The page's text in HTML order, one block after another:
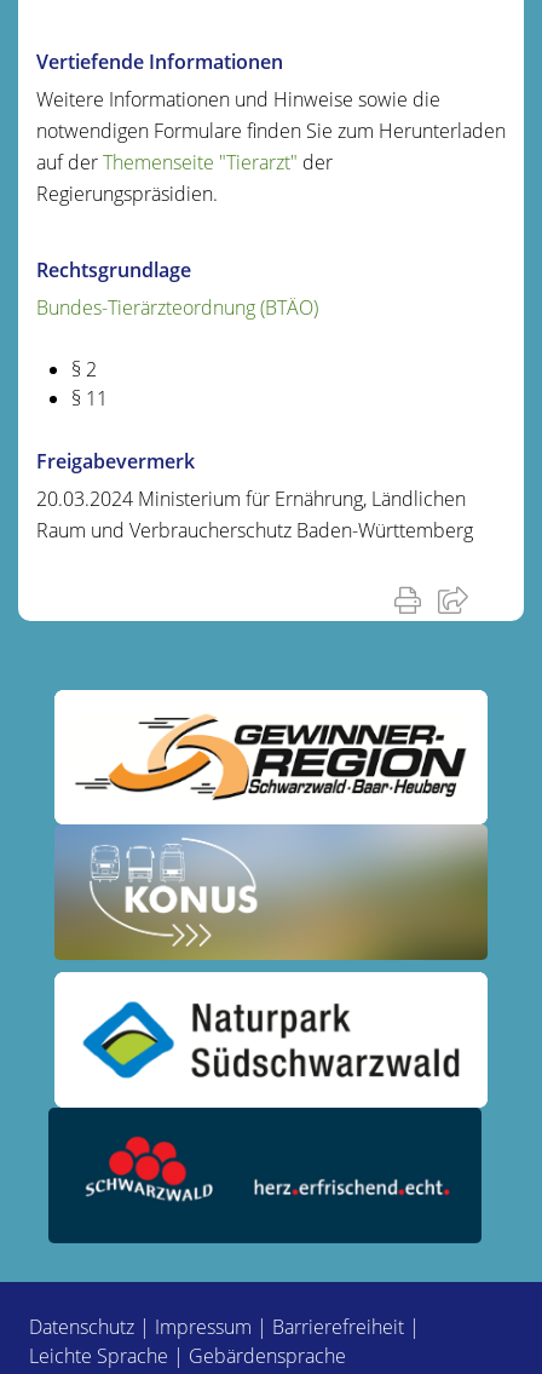
Vertiefende Informationen
Weitere Informationen und Hinweise sowie die
notwendigen Formulare finden Sie zum Herunterladen
auf derThemenseite "Tierarzt" der
Regierungspräsidien.
Rechtsgrundlage
Bundes-Tierärzteordnung (BTÄO)
§ 2
§ 11
Freigabevermerk
20.03.2024 Ministerium für Ernährung, Ländlichen
Raum und Verbraucherschutz Baden-Württemberg
Datenschutz | Impressum | Barrierefreiheit |
Leichte Sprache | Gebärdensprache